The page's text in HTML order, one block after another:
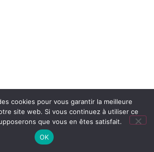
cookies pour vous garantir la meilleure
site web. Si vous continuez à utiliser ce
que vous en êtes satisfait.
OK